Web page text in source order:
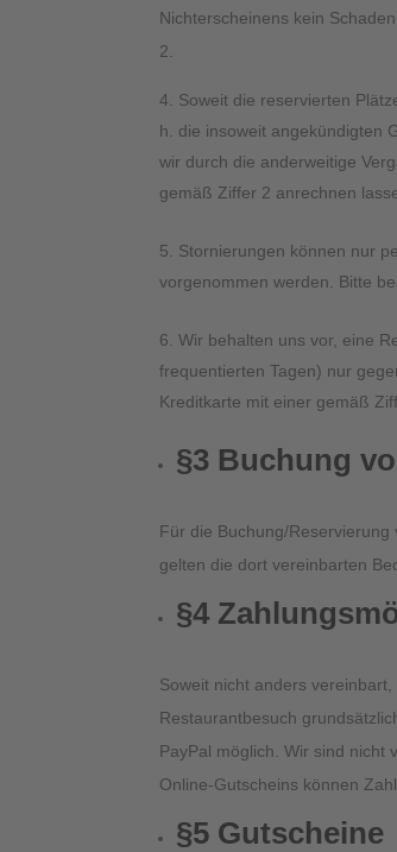
Nichterscheinens kein
2.
Soweit die reservierten
h. die insoweit angekündigten
wir durch die anderweitige
gemäß Ziffer 2 anrechnen
Stornierungen können nur
vorgenommen werden. Bitte
Wir behalten uns vor, eine
frequentierten Tagen) nur
Kreditkarte mit einer gemäß
§3 Buchung
Für die Buchung/
gelten die dort vereinbarten
§4
Soweit nicht anders
Restaurantbesuch
PayPal möglich. Wir sind nicht
Online-Gutscheins können
§5 Gutscheine